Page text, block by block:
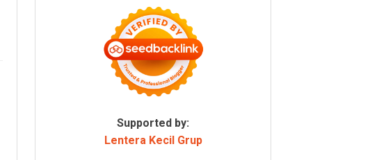
Supported by:
Lentera Kecil Grup